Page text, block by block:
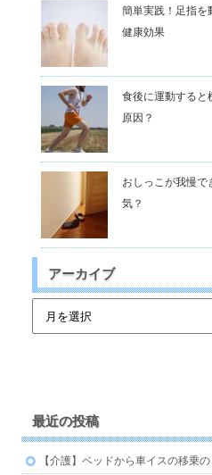
簡単実践！足指を
健康効果
食後に運動すると
原因？
おしっこが我慢で
気？
アーカイブ
最近の投稿
【介護】ベッドから車イスの移乗